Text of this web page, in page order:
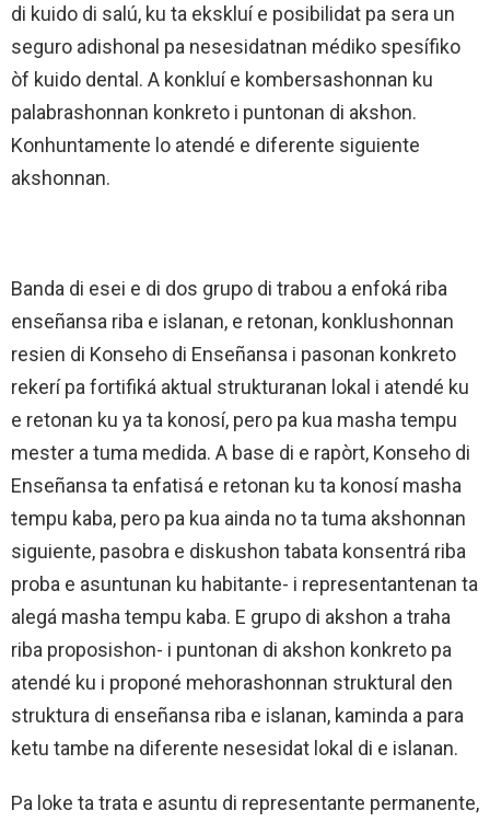
di kuido di salú, ku ta ekskluí e posibilidat pa sera un
seguro adishonal pa nesesidatnan médiko spesífiko
òf kuido dental. A konkluí e kombersashonnan ku
palabrashonnan konkreto i puntonan di akshon.
Konhuntamente lo atendé e diferente siguiente
akshonnan.
Banda di esei e di dos grupo di trabou a enfoká riba
enseñansa riba e islanan, e retonan, konklushonnan
resien di Konseho di Enseñansa i pasonan konkreto
rekerí pa fortifiká aktual strukturanan lokal i atendé ku
e retonan ku ya ta konosí, pero pa kua masha tempu
mester a tuma medida. A base di e rapòrt, Konseho di
Enseñansa ta enfatisá e retonan ku ta konosí masha
tempu kaba, pero pa kua ainda no ta tuma akshonnan
siguiente, pasobra e diskushon tabata konsentrá riba
proba e asuntunan ku habitante- i representantenan ta
alegá masha tempu kaba. E grupo di akshon a traha
riba proposishon- i puntonan di akshon konkreto pa
atendé ku i proponé mehorashonnan struktural den
struktura di enseñansa riba e islanan, kaminda a para
ketu tambe na diferente nesesidat lokal di e islanan.
Pa loke ta trata e asuntu di representante permanente,